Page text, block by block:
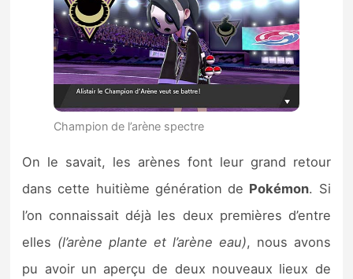
Champion de l’arène spectre
On le savait, les arènes font leur grand retour
dans cette huitième génération de Pokémon. Si
l’on connaissait déjà les deux premières d’entre
elles (l’arène plante et l’arène eau), nous avons
pu avoir un aperçu de deux nouveaux lieux de